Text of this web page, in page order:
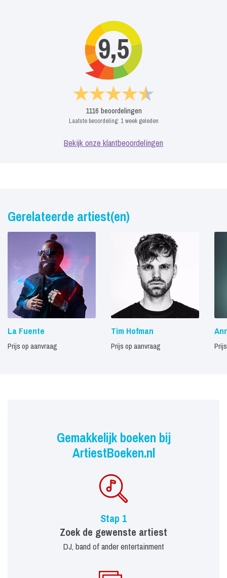
9,5
1116 beoordelingen
Laatste beoordeling: 1 week geleden
Bekijk onze klantbeoordelingen
Gerelateerde artiest(en)
La Fuente
Prijs op aanvraag
Tim Hofman
Prijs op aanvraag
Gemakkelijk boeken bij
ArtiestBoeken.nl
Stap 1
Zoek de gewenste artiest
DJ, band of ander entertainment